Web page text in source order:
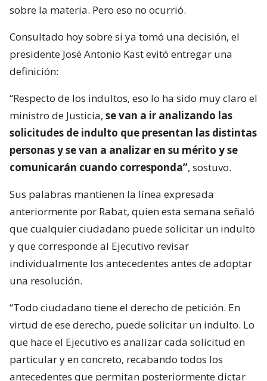
sobre la materia. Pero eso no ocurrió.
Consultado hoy sobre si ya tomó una decisión, el
presidente José Antonio Kast evitó entregar una
definición:
“Respecto de los indultos, eso lo ha sido muy claro el
ministro de Justicia, se van a ir analizando las
solicitudes de indulto que presentan las distintas
personas y se van a analizar en su mérito y se
comunicarán cuando corresponda”, sostuvo.
Sus palabras mantienen la línea expresada
anteriormente por Rabat, quien esta semana señaló
que cualquier ciudadano puede solicitar un indulto
y que corresponde al Ejecutivo revisar
individualmente los antecedentes antes de adoptar
una resolución.
“Todo ciudadano tiene el derecho de petición. En
virtud de ese derecho, puede solicitar un indulto. Lo
que hace el Ejecutivo es analizar cada solicitud en
particular y en concreto, recabando todos los
antecedentes que permitan posteriormente dictar